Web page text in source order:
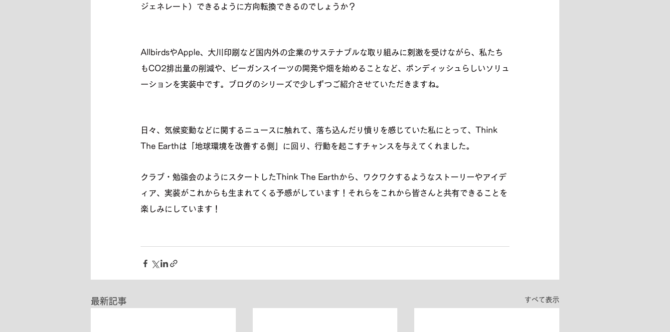
ジェネレート）できるように方向転換できるのでしょうか？
AllbirdsやApple、大川印刷など国内外の企業のサステナブルな取り組みに刺激を受けながら、私たち
もCO2排出量の削減や、ビーガンスイーツの開発や畑を始めることなど、ボンディッシュらしいソリュ
ーションを実装中です。ブログのシリーズで少しずつご紹介させていただきますね。
日々、気候変動などに関するニュースに触れて、落ち込んだり憤りを感じていた私にとって、Think
The Earthは「地球環境を改善する側」に回り、行動を起こすチャンスを与えてくれました。
クラブ・勉強会のようにスタートしたThink The Earthから、ワクワクするようなストーリーやアイデ
ィア、実装がこれからも生まれてくる予感がしています！それらをこれから皆さんと共有できることを
楽しみにしています！
最新記事 すべて表示